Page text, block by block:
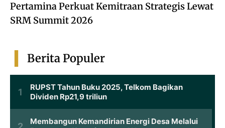
Pertamina Perkuat Kemitraan Strategis Lewat
SRM Summit 2026
Berita Populer